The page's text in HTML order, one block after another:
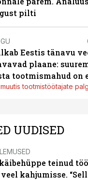
pilti
Eestis tänavu
plaane:
tootmismahud on
tootmistöötajate
UUDISED
teinud
kahjumisse.